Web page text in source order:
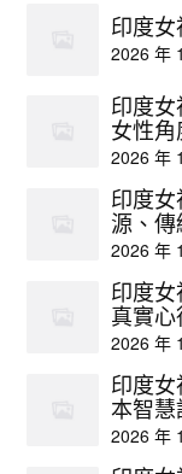
印度
2026 年
印度
女性
2026 年
印度
源、
2026 年
印度女
真實
2026 年
印度
本智
2026 年